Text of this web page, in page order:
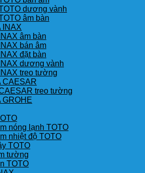
dương vành
âm bàn
INAX
âm bàn
bán âm
đặt bàn
dương vành
treo tường
CAESAR
treo tường
nóng lạnh TOTO
nhiệt độ TOTO
TOTO
tường
TOTO